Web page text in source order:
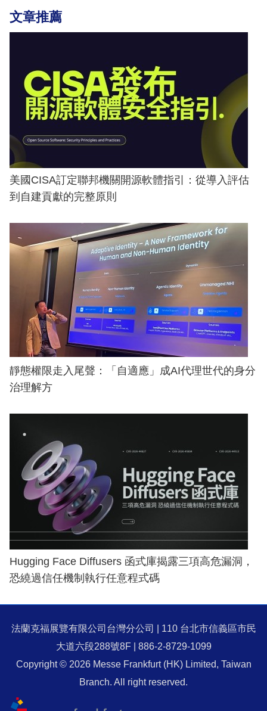
文章推薦
美國CISA訂定聯邦機關開源軟體指引：從導入評估
到自建貢獻的完整原則
靜態權限走入尾聲：「自適應」成AI代理世代的身分
治理解方
Hugging Face Diffusers 函式庫揭露三項高危漏洞，
恐繞過信任機制執行任意程式碼
法蘭克福展覽有限公司台灣分公司 | 110 台北市信義區市民
大道六段288號8F | 886-2-8729-1099
Copyright © 2026 Messe Frankfurt (HK) Limited, Taiwan
Branch. All right reserved.